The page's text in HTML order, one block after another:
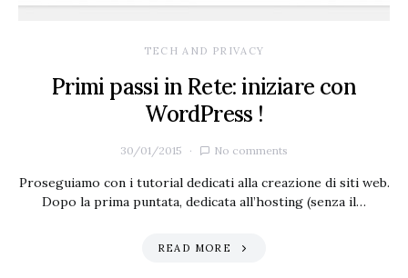
TECH AND PRIVACY
Primi passi in Rete: iniziare con
WordPress !
30/01/2015 No comments
Proseguiamo con i tutorial dedicati alla creazione di siti web.
Dopo la prima puntata, dedicata all’hosting (senza il…
READ MORE